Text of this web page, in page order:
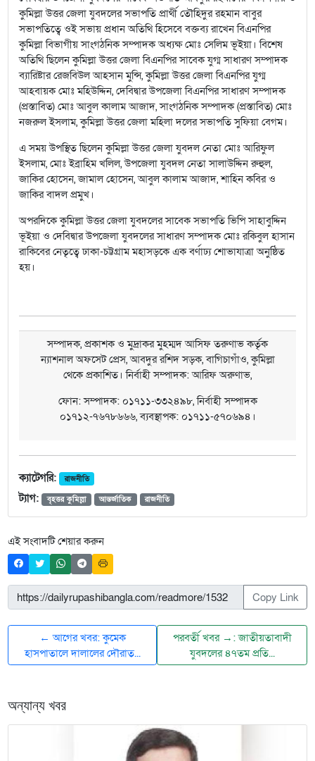
কুমিল্লা উত্তর জেলা যুবদলের সভাপতি প্রার্থী তৌহিদুর রহমান বাবুর
সভাপতিত্বে ওই সভায় প্রধান অতিথি হিসেবে বক্তব্য রাখেন বিএনপির
কুমিল্লা বিভাগীয় সাংগঠনিক সম্পাদক অধ্যক্ষ মোঃ সেলিম ভূইয়া। বিশেষ
অতিথি ছিলেন কুমিল্লা উত্তর জেলা বিএনপির সাবেক যুগ্ম সাধারণ সম্পাদক
ব্যারিষ্টার রেজবিউল আহসান মুন্সি, কুমিল্লা উত্তর জেলা বিএনপির যুগ্ম
আহবায়ক মোঃ মহিউদ্দিন, দেবিদ্বার উপজেলা বিএনপির সাধারণ সম্পাদক
(প্রস্তাবিত) মোঃ আবুল কালাম আজাদ, সাংগঠনিক সম্পাদক (প্রস্তাবিত) মোঃ
নজরুল ইসলাম, কুমিল্লা উত্তর জেলা মহিলা দলের সভাপতি সুফিয়া বেগম।
এ সময় উপস্থিত ছিলেন কুমিল্লা উত্তর জেলা যুবদল নেতা মোঃ আরিফুল
ইসলাম, মোঃ ইব্রাহিম খলিল, উপজেলা যুবদল নেতা সালাউদ্দিন রুহুল,
জাকির হোসেন, জামাল হোসেন, আবুল কালাম আজাদ, শাহিন কবির ও
জাকির বাদল প্রমুখ।
অপরদিকে কুমিল্লা উত্তর জেলা যুবদলের সাবেক সভাপতি ভিপি সাহাবুদ্দিন
ভূইয়া ও দেবিদ্বার উপজেলা যুবদলের সাধারণ সম্পাদক মোঃ রকিবুল হাসান
রাকিবের নেতৃত্বে ঢাকা-চট্টগ্রাম মহাসড়কে এক বর্ণাঢ্য শোভাযাত্রা অনুষ্ঠিত
হয়।
সম্পাদক, প্রকাশক ও মুদ্রাকর মুহম্মদ আসিফ তরুণাভ কর্তৃক
ন্যাশনাল অফসেট প্রেস, আবদুর রশিদ সড়ক, বাগিচাগাঁও, কুমিল্লা
থেকে প্রকাশিত। নির্বাহী সম্পাদক: আরিফ অরুণাভ,
ফোন: সম্পাদক: ০১৭১১-৩৩২৪৯৮, নির্বাহী সম্পাদক
০১৭১২-৭৬৭৮৬৬৬, ব্যবস্থাপক: ০১৭১১-৫৭০৬৯৪।
ক্যাটেগরি: রাজনীতি
ট্যাগ: বৃহত্তর কুমিল্লা আন্তর্জাতিক রাজনীতি
এই সংবাদটি শেয়ার করুন
Copy Link
← আগের খবর: কুমেক
হাসপাতালে দালালের দৌরাত্...
পরবর্তী খবর →: জাতীয়তাবাদী
যুবদলের ৪৭তম প্রতি...
অন্যান্য খবর